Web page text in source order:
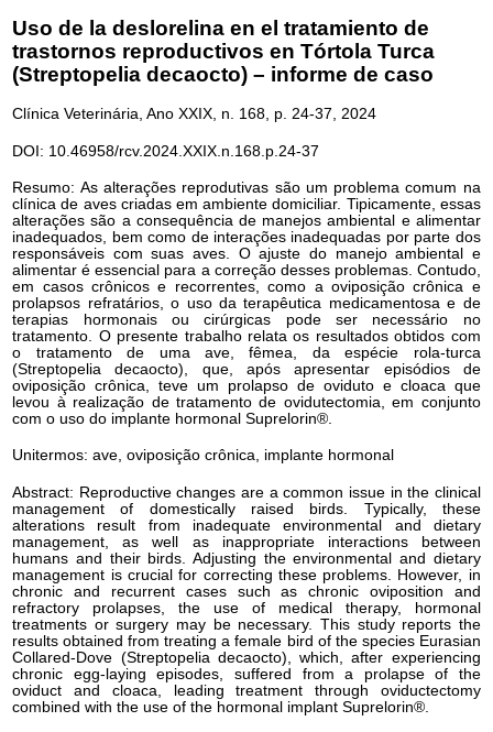
Uso de la deslorelina en el tratamiento de
trastornos reproductivos en Tórtola Turca
(Streptopelia decaocto) – informe de caso
Clínica Veterinária, Ano XXIX, n. 168, p. 24-37, 2024
DOI: 10.46958/rcv.2024.XXIX.n.168.p.24-37
Resumo: As alterações reprodutivas são um problema comum na
clínica de aves criadas em ambiente domiciliar. Tipicamente, essas
alterações são a consequência de manejos ambiental e alimentar
inadequados, bem como de interações inadequadas por parte dos
responsáveis com suas aves. O ajuste do manejo ambiental e
alimentar é essencial para a correção desses problemas. Contudo,
em casos crônicos e recorrentes, como a oviposição crônica e
prolapsos refratários, o uso da terapêutica medicamentosa e de
terapias hormonais ou cirúrgicas pode ser necessário no
tratamento. O presente trabalho relata os resultados obtidos com
o tratamento de uma ave, fêmea, da espécie rola-turca
(Streptopelia decaocto), que, após apresentar episódios de
oviposição crônica, teve um prolapso de oviduto e cloaca que
levou à realização de tratamento de ovidutectomia, em conjunto
com o uso do implante hormonal Suprelorin®.
Unitermos: ave, oviposição crônica, implante hormonal
Abstract: Reproductive changes are a common issue in the clinical
management of domestically raised birds. Typically, these
alterations result from inadequate environmental and dietary
management, as well as inappropriate interactions between
humans and their birds. Adjusting the environmental and dietary
management is crucial for correcting these problems. However, in
chronic and recurrent cases such as chronic oviposition and
refractory prolapses, the use of medical therapy, hormonal
treatments or surgery may be necessary. This study reports the
results obtained from treating a female bird of the species Eurasian
Collared-Dove (Streptopelia decaocto), which, after experiencing
chronic egg-laying episodes, suffered from a prolapse of the
oviduct and cloaca, leading treatment through oviductectomy
combined with the use of the hormonal implant Suprelorin®.